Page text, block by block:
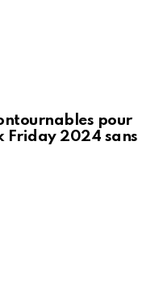
pour
Friday 2024 sans